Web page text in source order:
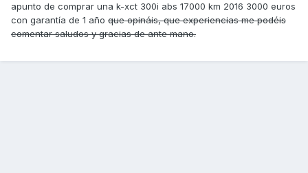
apunto de comprar una k-xct 300i abs 17000 km 2016 3000 euros
con garantía de 1 año que opináis, que experiencias me podéis
comentar saludos y gracias de ante mano.